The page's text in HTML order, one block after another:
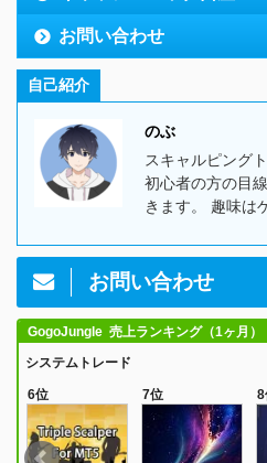
お問い合わせ
自己紹介
のぶ
スキャルピング
初心者の方の目
きます。 趣味は
お問い合わせ